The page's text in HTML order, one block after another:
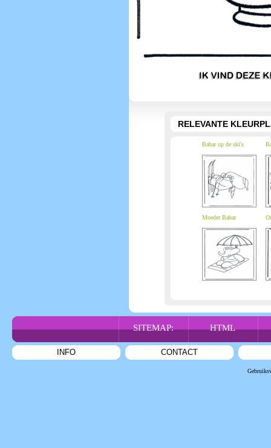
RELEVANTE
Babar op de ski's
Moeder Babar
SITEMAP: HTML
INFO CONTACT